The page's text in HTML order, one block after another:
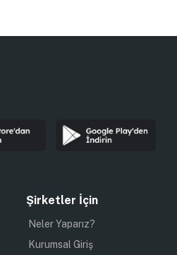
Şirketler İçin
Neler Yaparız?
Kurumsal Giriş